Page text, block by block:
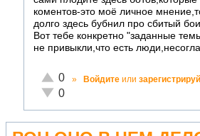
коментов-это моё личное
долго здесь бубнил про сбитый
Вот тебе конкретно "заданные
не привыкли,что есть
Отлично!
0
Неадекватно!
0
» Войдите или